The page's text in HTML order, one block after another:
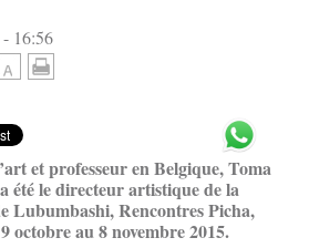
16:56
et professeur en Belgique, Toma
été le directeur artistique de la
Lubumbashi, Rencontres Picha,
octobre au 8 novembre 2015.